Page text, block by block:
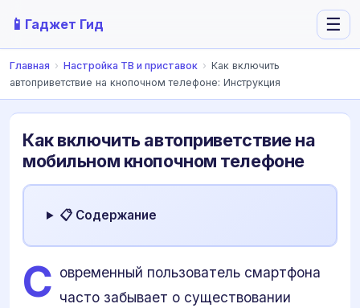
📱 Гаджет Гид ☰
Главная › Настройка ТВ и приставок › Как включить
автоприветствие на кнопочном телефоне: Инструкция
Как включить автоприветствие на
мобильном кнопочном телефоне
📋 Содержание
С овременный пользователь смартфона
часто забывает о существовании